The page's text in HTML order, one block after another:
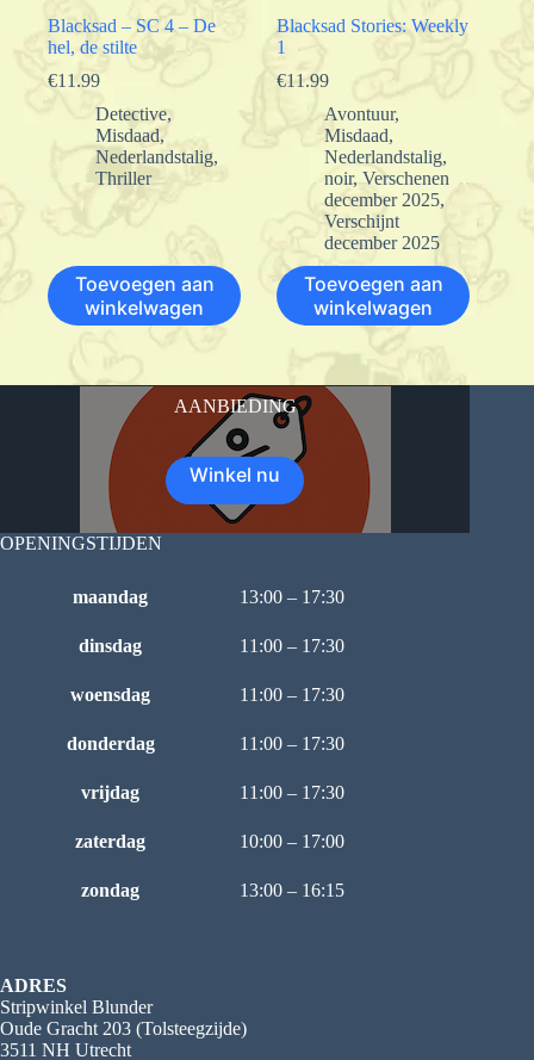
Blacksad – SC 4 – De
hel, de stilte
€11.99
Detective,
Misdaad,
Nederlandstalig,
Thriller
Toevoegen aan
winkelwagen
Blacksad Stories: Weekly
1
€11.99
Avontuur,
Misdaad,
Nederlandstalig,
noir,Verschenen
december 2025,
Verschijnt
december 2025
Toevoegen aan
winkelwagen
AANBIEDING
Winkel nu
OPENINGSTIJDEN
maandag 13:00 – 17:30
dinsdag 11:00 – 17:30
woensdag 11:00 – 17:30
donderdag 11:00 – 17:30
vrijdag 11:00 – 17:30
zaterdag 10:00 – 17:00
zondag 13:00 – 16:15
ADRES
Stripwinkel Blunder
Oude Gracht 203 (Tolsteegzijde)
3511 NH Utrecht